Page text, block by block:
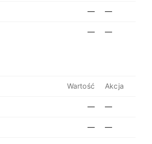
— —
— —
Wartość Akcja
— —
— —